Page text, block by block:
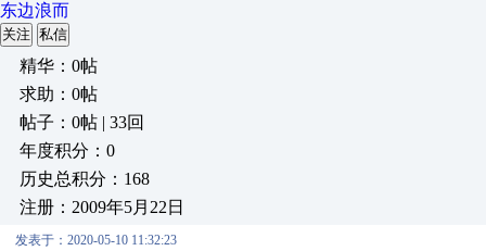
东边浪而
关注 私信
精华：0帖
求助：0帖
帖子：0帖 | 33回
年度积分：0
历史总积分：168
注册：2009年5月22日
发表于：2020-05-10 11:32:23